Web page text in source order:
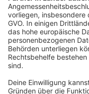
Anzeige
Lauterbach
Bürger sind sicher
Computer Club
vor
Digitalgesellschaft